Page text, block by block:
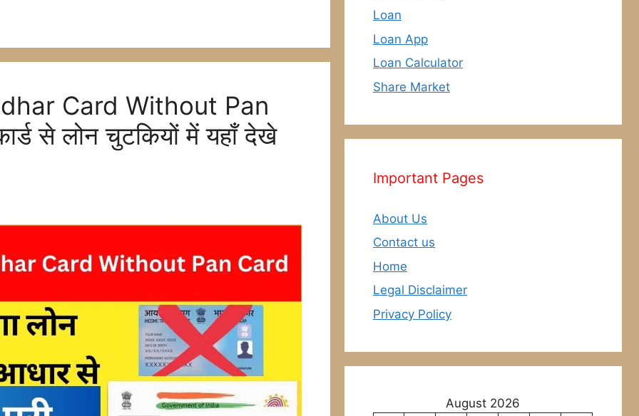
Card Without Pan
से लोन चुटकियों में यहाँ देखे
Loan
Loan App
Loan Calculator
Share Market
Important Pages
About Us
Contact us
Home
Legal Disclaimer
Privacy Policy
August 2026